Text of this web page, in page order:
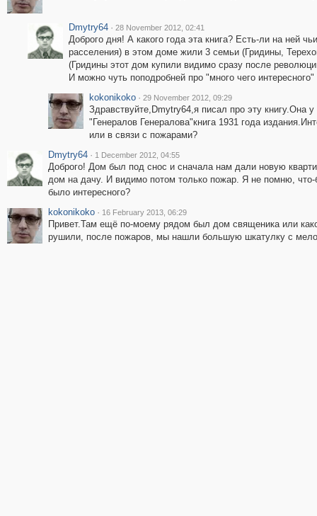
Dmytry64 · 28 November 2012, 02:41
Доброго дня! А какого года эта книга? Есть-ли на ней
расселения) в этом доме жили 3 семьи (Гридины,
(Гридины этот дом купили видимо сразу после
И можно чуть поподробней про "много чего
kokonikoko · 29 November 2012, 09:29
Здравствуйте,Dmytry64,я писал про эту книгу.Она
"Генералов Генералова"книга 1931 года
или в связи с пожарами?
Dmytry64 · 1 December 2012, 04:55
Доброго! Дом был под снос и сначала нам дали новую
дом на дачу. И видимо потом только пожар. Я не помню,
было интересного?
kokonikoko · 16 February 2013, 06:29
Привет.Там ещё по-моему рядом был дом священика или
рушили, после пожаров, мы нашли большую шкатулку с